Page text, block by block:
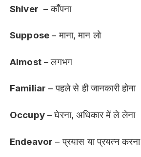
Shiver – काँपना
Suppose – माना, मान लो
Almost– लगभग
Familiar – पहले से ही जानकारी होना
Occupy– घेरना, अधिकार में ले लेना
Endeavor – प्रयास या प्रयत्न करना